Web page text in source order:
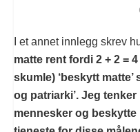
I et annet innlegg skrev
matte rent fordi 2 + 2 =
skumle) ‘beskytt
og patriarki’. Jeg
mennesker og beskytte